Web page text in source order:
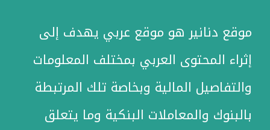
موقع دنانير هو موقع عربي يهدف إلى
إثراء المحتوى العربي بمختلف المعلومات
والتفاصيل المالية وبخاصة تلك المرتبطة
بالبنوك والمعاملات البنكية وما يتعلق